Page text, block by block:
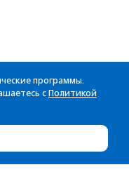
программы.
с Политикой